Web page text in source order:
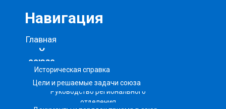
О
союзе
Навигация
Главная
Историческая справка
Цели и решаемые задачи союза
Руководство регионального
отделения